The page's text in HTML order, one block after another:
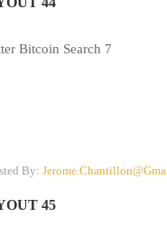
Bitcoin Search 7
By:
45